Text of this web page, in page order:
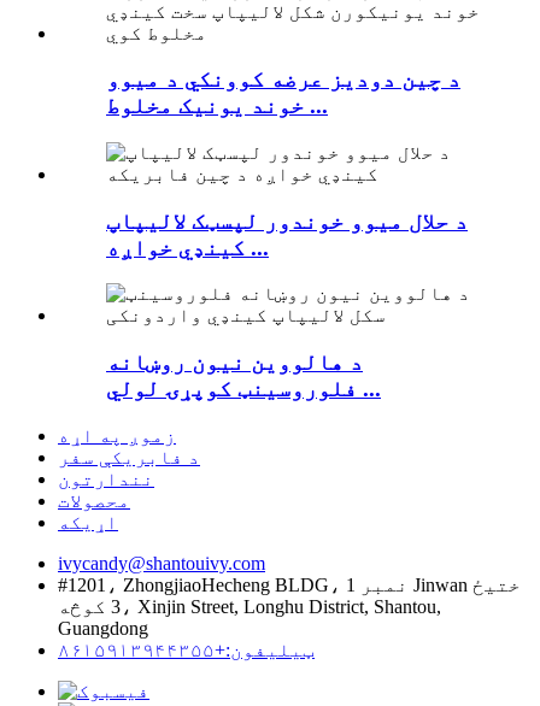
د چین دودیز عرضه کوونکي د میوو
خوند یونیک مخلوط ...
د حلال میوو خوندور لپسټک لالیپاپ
کینډي خواږه ...
د هالووین نیون روښانه
فلوروسینټ کوپړۍ لولي ...
زموږ په اړه
د فابریکې سفر
نندارتون
محصولات
اړیکه
ivycandy@shantouivy.com
#1201، ZhongjiaoHecheng BLDG، نمبر 1 Jinwan ختیځ
3 کوڅه، Xinjin Street, Longhu District, Shantou,
Guangdong
ټیلیفون:+۸۶۱۵۹۱۳۹۴۴۳۵۵